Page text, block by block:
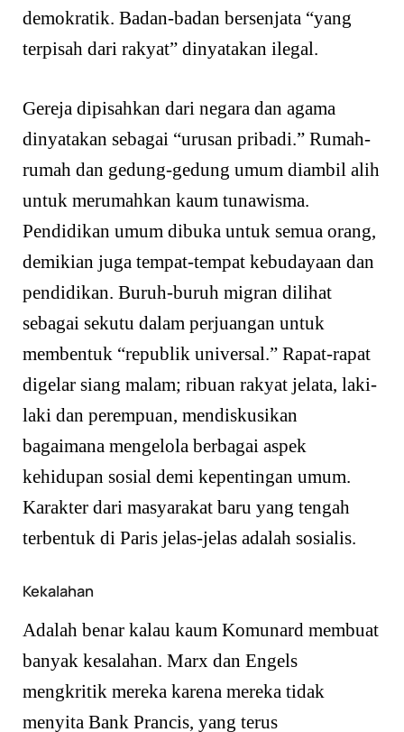
demokratik. Badan-badan bersenjata “yang
terpisah dari rakyat” dinyatakan ilegal.
Gereja dipisahkan dari negara dan agama
dinyatakan sebagai “urusan pribadi.” Rumah-
rumah dan gedung-gedung umum diambil alih
untuk merumahkan kaum tunawisma.
Pendidikan umum dibuka untuk semua orang,
demikian juga tempat-tempat kebudayaan dan
pendidikan. Buruh-buruh migran dilihat
sebagai sekutu dalam perjuangan untuk
membentuk “republik universal.” Rapat-rapat
digelar siang malam; ribuan rakyat jelata, laki-
laki dan perempuan, mendiskusikan
bagaimana mengelola berbagai aspek
kehidupan sosial demi kepentingan umum.
Karakter dari masyarakat baru yang tengah
terbentuk di Paris jelas-jelas adalah sosialis.
Kekalahan
Adalah benar kalau kaum Komunard membuat
banyak kesalahan. Marx dan Engels
mengkritik mereka karena mereka tidak
menyita Bank Prancis, yang terus